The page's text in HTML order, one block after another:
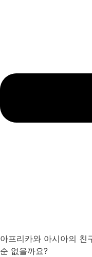
아프리카와 아시아의 친
순 없을까요?